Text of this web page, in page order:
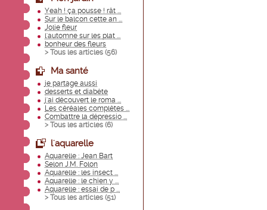
Yeah ! ça pousse ! rât ...
Sur le balcon cette an ...
Jolie fleur
l'automne sur les plat ...
bonheur des fleurs
> Tous les articles (56)
Ma santé
je partage aussi
desserts et diabète
j'ai découvert le roma ...
Les céréales complètes ...
Combattre la dépressio ...
> Tous les articles (6)
l'aquarelle
Aquarelle : Jean Bart
Selon J.M. Folon
Aquarelle : les insect ...
Aquarelle : le chien y ...
Aquarelle : essai de p ...
> Tous les articles (51)